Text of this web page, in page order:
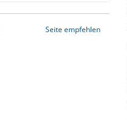
Seite empfehlen